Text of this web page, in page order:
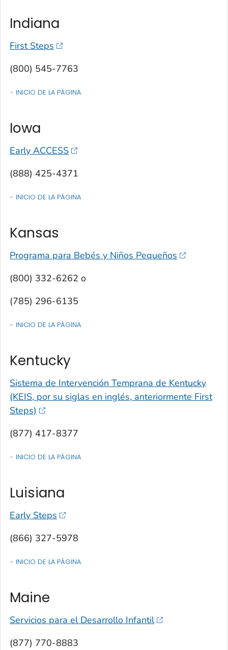
Indiana
First Steps
(800) 545-7763
INICIO DE LA PÁGINA
OF CONTACTOS POR ESTADO, TERRITORIO O ESTADO LIBRE
Iowa
Early ACCESS
(888) 425-4371
INICIO DE LA PÁGINA
OF CONTACTOS POR ESTADO, TERRITORIO O ESTADO LIBRE
Kansas
Programa para Bebés y Niños Pequeños
(800) 332-6262 o
(785) 296-6135
INICIO DE LA PÁGINA
OF CONTACTOS POR ESTADO, TERRITORIO O ESTADO LIBRE
Kentucky
Sistema de Intervención Temprana de Kentucky
(KEIS, por su siglas en inglés, anteriormente First
Steps)
(877) 417-8377
INICIO DE LA PÁGINA
OF CONTACTOS POR ESTADO, TERRITORIO O ESTADO LIBRE
Luisiana
Early Steps
(866) 327-5978
INICIO DE LA PÁGINA
OF CONTACTOS POR ESTADO, TERRITORIO O ESTADO LIBRE
Maine
Servicios para el Desarrollo Infantil
(877) 770-8883